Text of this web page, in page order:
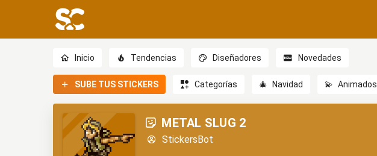
Inicio Tendencias Diseñadores Novedades
SUBE TUS STICKERS Categorías 🎄 Navidad 💫 Animados
METAL SLUG 2
StickersBot